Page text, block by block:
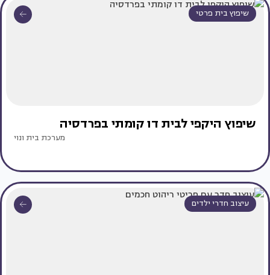
שיפוץ בית פרטי
שיפוץ היקפי לבית דו קומתי בפרדסיה
מערכת בית ונוי
עיצוב חדרי ילדים